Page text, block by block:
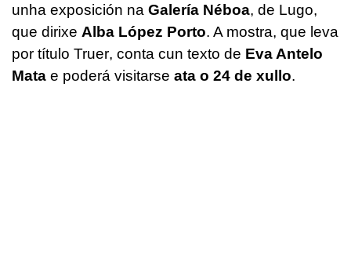
unha exposición na Galería Néboa, de Lugo,
que dirixe Alba López Porto. A mostra, que leva
por título Truer, conta cun texto de Eva Antelo
Mata e poderá visitarse ata o 24 de xullo.